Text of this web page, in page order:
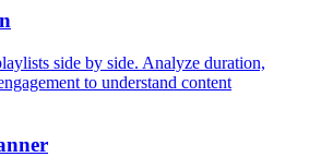
side by side. Analyze duration,
to understand content